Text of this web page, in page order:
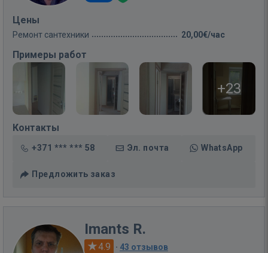
Цены
Ремонт сантехники 20,00€/час
Примеры работ
+23
Контакты
+371 *** *** 58 Эл. почта WhatsApp
Предложить заказ
Imants R.
4.9 · 43 отзывов